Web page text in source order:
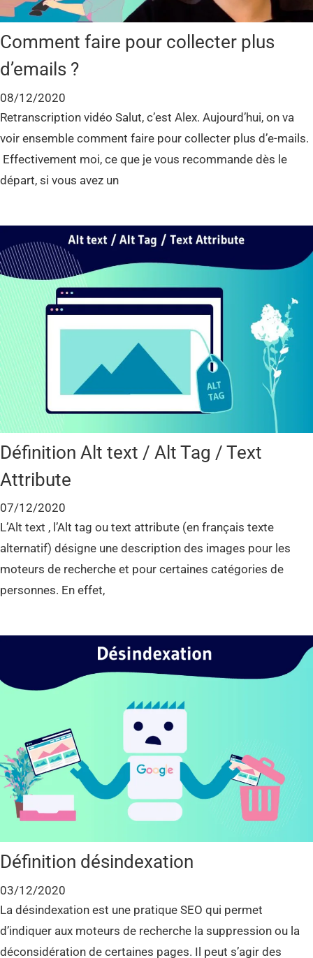
Comment faire pour collecter plus
d’emails ?
08/12/2020
Retranscription vidéo Salut, c’est Alex. Aujourd’hui, on va
voir ensemble comment faire pour collecter plus d’e-mails.
Effectivement moi, ce que je vous recommande dès le
départ, si vous avez un
Définition Alt text / Alt Tag / Text
Attribute
07/12/2020
L’Alt text , l’Alt tag ou text attribute (en français texte
alternatif) désigne une description des images pour les
moteurs de recherche et pour certaines catégories de
personnes. En effet,
Définition désindexation
03/12/2020
La désindexation est une pratique SEO qui permet
d’indiquer aux moteurs de recherche la suppression ou la
déconsidération de certaines pages. Il peut s’agir des